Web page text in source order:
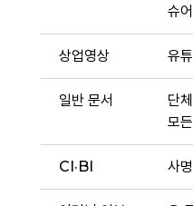
슈
상업영상 유
일반 문서
단
모
CI·BI 사